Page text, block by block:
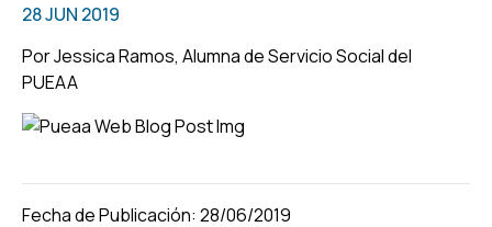
28 JUN 2019
PorJessica Ramos, Alumna de Servicio Social del
PUEAA
Fecha de Publicación: 28/06/2019